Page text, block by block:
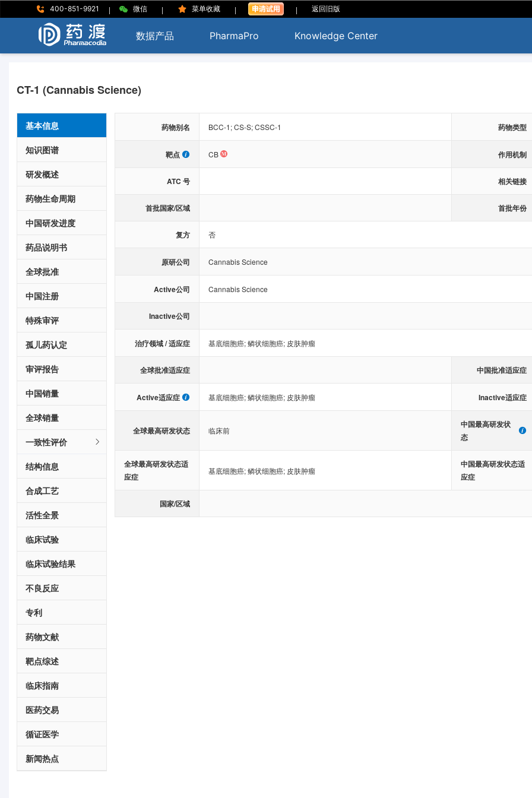
400-851-9921 | 微信 | 菜单收藏 | | 返回旧版
数据产品 PharmaPro Knowledge Center
CT-1 (Cannabis Science)
基本信息
知识图谱
研发概述
药物生命周期
中国研发进度
药品说明书
全球批准
中国注册
特殊审评
孤儿药认定
审评报告
中国销量
全球销量
一致性评价
结构信息
合成工艺
活性全景
临床试验
临床试验结果
不良反应
专利
药物文献
靶点综述
临床指南
医药交易
循证医学
新闻热点
药物别名 BCC-1; CS-S; CSSC-1 药物类型
靶点 CB 作用机制
ATC 号 相关链接
首批国家/区域 首批年份
复方 否
原研公司 Cannabis Science
Active公司 Cannabis Science
Inactive公司
治疗领域 / 适应症 基底细胞癌;鳞状细胞癌; 皮肤肿瘤
全球批准适应症 中国批准适应症
Active适应症 基底细胞癌;鳞状细胞癌; 皮肤肿瘤 Inactive适应症
全球最高研发状态 临床前
中国最高研发状
态
全球最高研发状态适
应症
基底细胞癌;鳞状细胞癌; 皮肤肿瘤
中国最高研发状态适
应症
国家/区域